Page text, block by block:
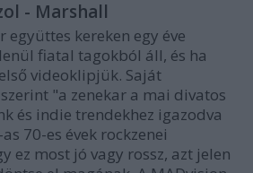
- Marshall
együttes kereken egy éve
fiatal tagokból áll, és ha
videoklipjük. Saját
"a zenekar a mai divatos
és indie trendekhez igazodva
70-es évek rockzenei
ez most jó vagy rossz, azt jelen